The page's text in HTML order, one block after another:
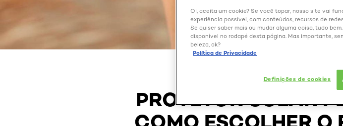
PROTETOR SOLAR
Oi, aceita um cookie? Se você topar, nosso site vai
experiência possível, com conteúdos, recursos de
Se quiser saber mais ou mudar alguma coisa, tudo
disponível no rodapé desta página. Mas importante,
beleza, ok?
Política de Privacidade
Definições de cookies